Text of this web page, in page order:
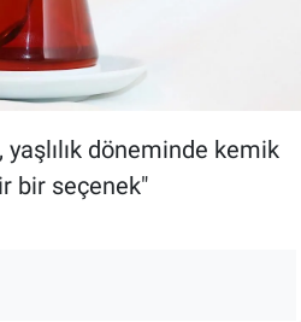
döneminde kemik
bir seçenek"